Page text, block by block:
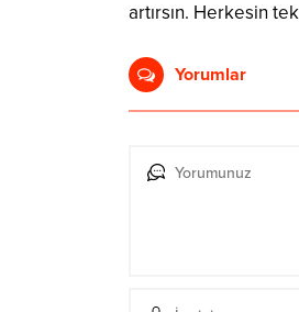
artırsın. Herkesin
Yorumlar